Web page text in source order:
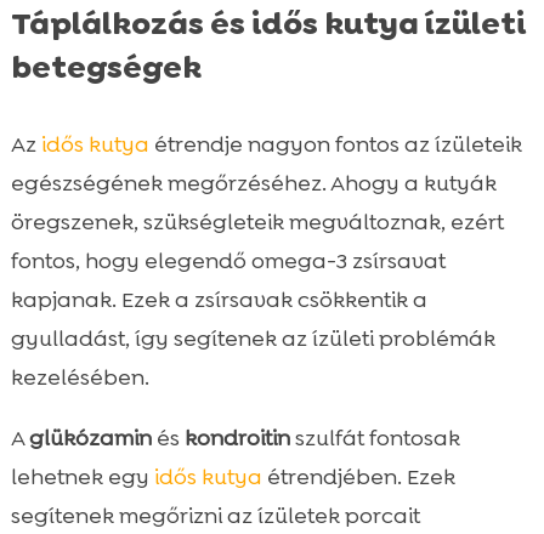
Táplálkozás és idős kutya ízületi
betegségek
Az idős kutya étrendje nagyon fontos az ízületeik
egészségének megőrzéséhez. Ahogy a kutyák
öregszenek, szükségleteik megváltoznak, ezért
fontos, hogy elegendő omega-3 zsírsavat
kapjanak. Ezek a zsírsavak csökkentik a
gyulladást, így segítenek az ízületi problémák
kezelésében.
Aglükózaminés kondroitinszulfát fontosak
lehetnek egy idős kutya étrendjében. Ezek
segítenek megőrizni az ízületek porcait